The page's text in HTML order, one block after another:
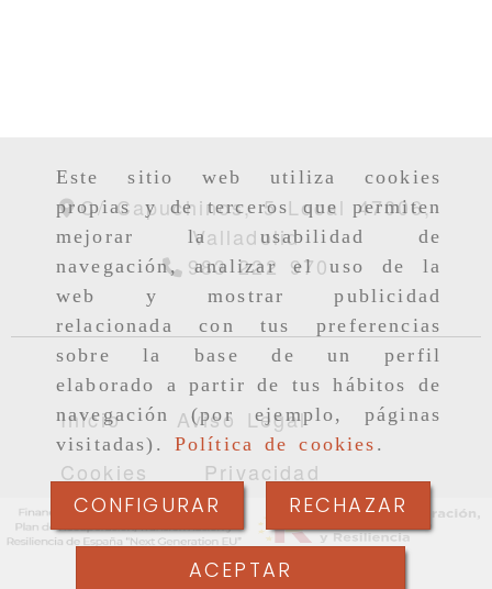
Este sitio web utiliza cookies
propias y de terceros que permiten
mejorar la usabilidad de
navegación, analizar el uso de la
web y mostrar publicidad
relacionada con tus preferencias
sobre la base de un perfil
elaborado a partir de tus hábitos de
navegación (por ejemplo, páginas
visitadas). Política de cookies .
CONFIGURAR RECHAZAR
ACEPTAR
C/ Capuchinos, 5 Local47006,
Valladolid
983 222 970
Inicio
Aviso Legal
Cookies
Privacidad